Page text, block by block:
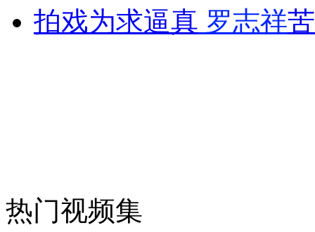
女孩北京地铁殴打老人 痛下狠手拳打脚踢
安徽一实载49人客车翻车
拍戏为求逼真 罗志祥
热门视频集